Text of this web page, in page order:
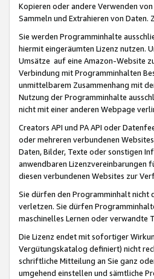
Kopieren oder andere Verwenden
Sammeln und Extrahieren von
Sie werden Programminhalte
hiermit eingeräumten Lizenz nutzen.
Umsätze auf eine Amazon-Website
Verbindung mit Programminhalten
unmittelbarem Zusammenhang mit
Nutzung der Programminhalte
nicht mit einer anderen Webpage
Creators API und PA API oder
oder mehreren verbundenen
Daten, Bilder, Texte oder sonstigen
anwendbaren Lizenzvereinbarungen
diesen verbundenen Websites zur
Sie dürfen den Programminhalt nicht
verletzen. Sie dürfen
maschinelles Lernen oder verwandte
Die Lizenz endet mit sofortiger
Vergütungskatalog definiert) nicht
schriftliche Mitteilung an Sie ganz
umgehend einstellen und sämtliche